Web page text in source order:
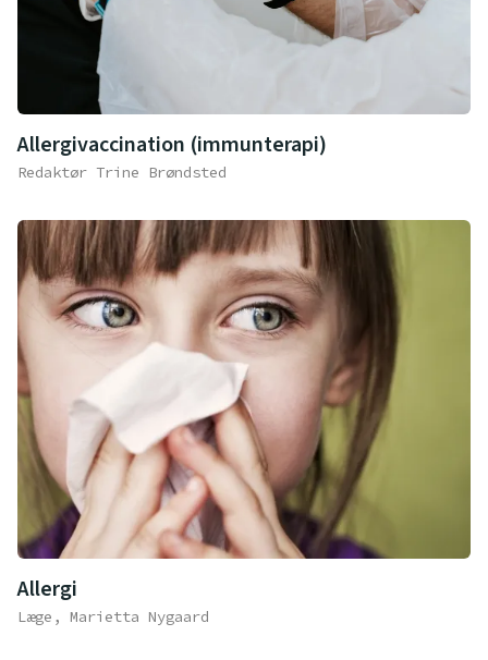
Allergivaccination (immunterapi)
Redaktør Trine Brøndsted
Allergi
Læge, Marietta Nygaard